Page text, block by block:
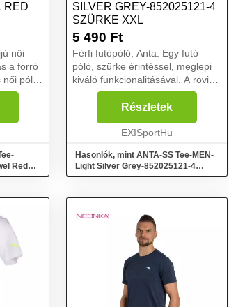
RED
női
a forró
póló
A
Red
SILVER GREY-852025121-4
SZÜRKE XXL
5 490 Ft
Férfi futópóló, Anta. Egy futó
póló, szürke érintéssel, meglepi
kiváló funkcionalitásával. A rövid
ujjú póló férfiak számára a
sporttevékenység támogatása.
Az A-cool technológiának
köszönhetően az edz...
Részletek
EXISportHu
Hasonlók, mint ANTA-SS Tee-MEN-
Light Silver Grey-852025121-4
Szürke XXL